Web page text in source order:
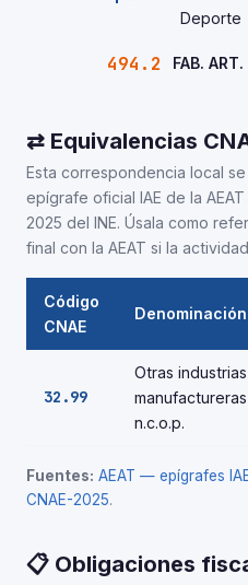
Deporte
494.2 FAB.
⇄ Equivalencias
Esta correspondencia local
epígrafe oficial IAE de la
2025 del INE. Úsala como
final con la AEAT si la
Código
CNAE
Denominación
32.99
Otras industrias
manufactureras
n.c.o.p.
Fuentes: AEAT — epígrafes
CNAE-2025.
📋 Obligaciones